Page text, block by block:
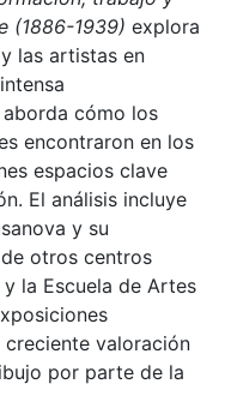
(1886-1939) explora
las artistas en
cómo los
encontraron en los
espacios clave
El análisis incluye
y su
otros centros
la Escuela de Artes
valoración
por parte de la